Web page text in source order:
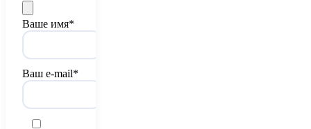
Ваше имя*
Ваш e-mail*